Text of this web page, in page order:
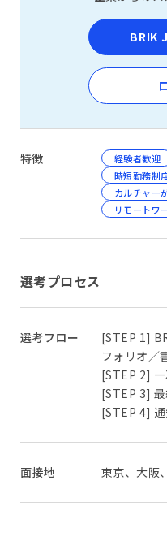
BRIK
特徴 経験者歓迎
時短勤務制
カルチャー
リモートワ
選考プロセス
選考フロー
[STEP 1]
フォリオ／
[STEP 2]
[STEP 3]
[STEP 4]
面接地 東京、大阪